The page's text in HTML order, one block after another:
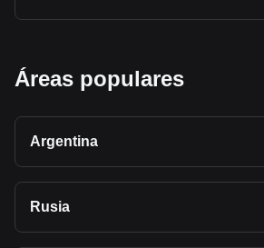
Áreas populares
Argentina
Rusia